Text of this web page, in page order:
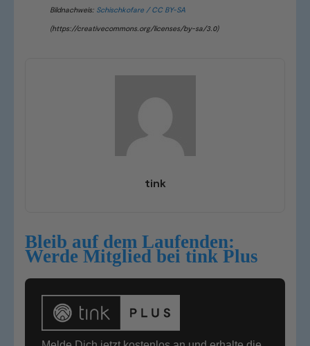
Bildnachweis: Schischkofare / CC BY-SA
(https://creativecommons.org/licenses/by-sa/3.0)
tink
Bleib auf dem Laufenden:
Werde Mitglied bei tink Plus